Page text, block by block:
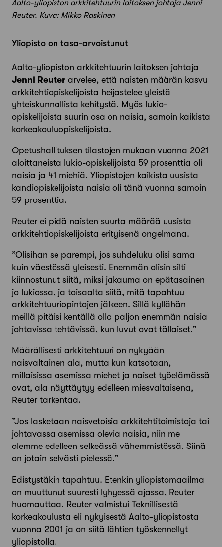
Aalto-yliopiston arkkitehtuurin laitoksen johtaja Jenni
Reuter. Kuva: Mikko Raskinen
Yliopisto on tasa-arvoistunut
Aalto-yliopiston arkkitehtuurin laitoksen johtaja
Jenni Reuter arvelee, että naisten määrän kasvu
arkkitehtiopiskelijoista heijastelee yleistä
yhteiskunnallista kehitystä. Myös lukio-
opiskelijoista suurin osa on naisia, samoin kaikista
korkeakoulu­opiskelijoista.
Opetushallituksen tilastojen mukaan vuonna 2021
aloittaneista lukio-opiskelijoista 59 prosenttia oli
naisia ja 41 miehiä. Yliopistojen kaikista uusista
kandiopiskelijoista naisia oli tänä vuonna samoin
59 prosenttia.
Reuter ei pidä naisten suurta määrää uusista
arkkitehtiopiskelijoista erityisenä ongelmana.
”Olisihan se parempi, jos suhdeluku olisi sama
kuin väestössä yleisesti. Enemmän olisin silti
kiinnostunut siitä, miksi jakauma on epätasainen
jo lukiossa, ja toisaalta siitä, mitä tapahtuu
arkkitehtuuriopintojen jälkeen. Sillä kyllähän
meillä pitäisi kentällä olla paljon enemmän naisia
johtavissa tehtävissä, kun luvut ovat tällaiset.”
Määrällisesti arkkitehtuuri on nykyään
naisvaltainen ala, mutta kun katsotaan,
millaisissa asemissa miehet ja naiset työelämässä
ovat, ala näyttäytyy edelleen miesvaltaisena,
Reuter tarkentaa.
”Jos lasketaan naisvetoisia arkkitehtitoimistoja tai
johtavassa asemissa olevia naisia, niin me
olemme edelleen selkeässä vähemmistössä. Siinä
on jotain selvästi pielessä.”
Edistystäkin tapahtuu. Etenkin yliopistomaailma
on muuttunut suuresti lyhyessä ajassa, Reuter
huomauttaa. Reuter valmistui Teknillisestä
korkeakoulusta eli nykyisestä Aalto-yliopistosta
vuonna 2001 ja on siitä lähtien työskennellyt
yliopistolla.